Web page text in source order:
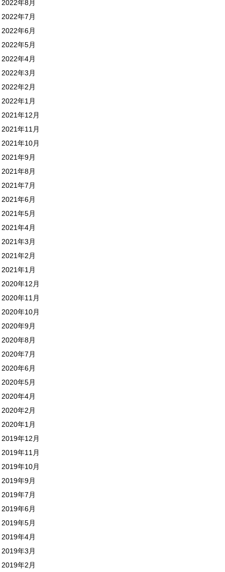
2022年8月
2022年7月
2022年6月
2022年5月
2022年4月
2022年3月
2022年2月
2022年1月
2021年12月
2021年11月
2021年10月
2021年9月
2021年8月
2021年7月
2021年6月
2021年5月
2021年4月
2021年3月
2021年2月
2021年1月
2020年12月
2020年11月
2020年10月
2020年9月
2020年8月
2020年7月
2020年6月
2020年5月
2020年4月
2020年2月
2020年1月
2019年12月
2019年11月
2019年10月
2019年9月
2019年7月
2019年6月
2019年5月
2019年4月
2019年3月
2019年2月